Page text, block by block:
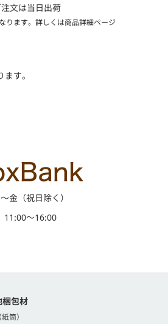
文は当日出荷
ります。詳しくは商品詳細ページ
す。
金（祝日除く）
11:00～16:00
梱包材
筒）